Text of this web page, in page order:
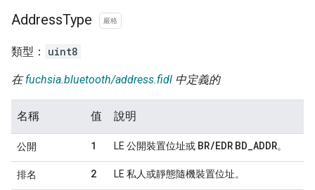
AddressType 嚴格
類型： uint8
在fuchsia.bluetooth/address.fidl 中定義的
名稱 值 說明
公開 1 LE 公開裝置位址或 BR/EDR BD_ADDR。
排名 2 LE 私人或靜態隨機裝置位址。